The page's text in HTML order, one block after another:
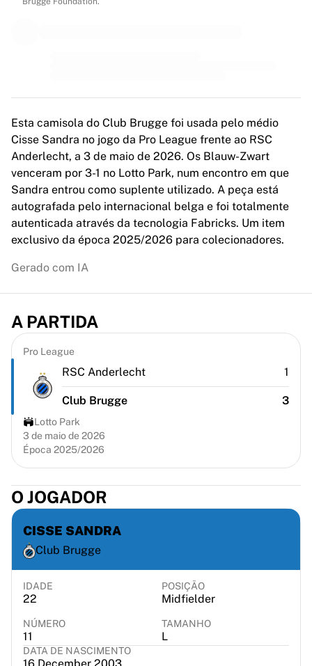
Paris Saint-Germain Feminines
Arsenal WFC
Explorar por país
Basquetebol
Destaques
Charlotte Hornets
Chicago Bulls
LA Clippers
Portland Trail Blazers
Ver tudo sobre basquetebol
Chicago Bulls
Portland Trail Blazers
LA Clippers
Ver tudo sobre a NBA
Principais equipas europeias
Beşiktaş Gain
Fenerbahçe Basquete
Eslovénia
Virtus Bologna
Guerri Napoli
Outros desportos
Ciclismo
Team Visma | Lease a bike
Soudal Quick Step
Netcompany INEOS
EF Education
Team Jayco AlUla
Ver tudo sobre ciclismo
Râguebi
France Rugby
Gloucester Rugby
Esta camisola do Club Brugge foi usada pelo médio
Cisse Sandra no jogo da Pro League frente ao RSC
Anderlecht, a 3 de maio de 2026. Os Blauw-Zwart
venceram por 3-1 no Lotto Park, num encontro em que
Sandra entrou como suplente utilizado. A peça está
autografada pelo internacional belga e foi totalmente
autenticada através da tecnologia Fabricks. Um item
exclusivo da época 2025/2026 para colecionadores.
Gerado com IA
A PARTIDA
Pro League
RSC Anderlecht 1
Club Brugge 3
Lotto Park
3 de maio de 2026
Época 2025/2026
O JOGADOR
CISSE SANDRA
Club Brugge
IDADE
22
POSIÇÃO
Midfielder
NÚMERO
11
TAMANHO
L
DATA DE NASCIMENTO